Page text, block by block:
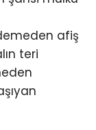
afiş
teri